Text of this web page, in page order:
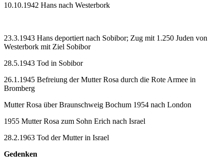
10.10.1942 Hans nach Westerbork
23.3.1943 Hans deportiert nach Sobibor; Zug mit 1.250 Juden von
Westerbork mit Ziel Sobibor
28.5.1943 Tod in Sobibor
26.1.1945 Befreiung der Mutter Rosa durch die Rote Armee in
Bromberg
Mutter Rosa über Braunschweig Bochum 1954 nach London
1955 Mutter Rosa zum Sohn Erich nach Israel
28.2.1963 Tod der Mutter in Israel
Gedenken